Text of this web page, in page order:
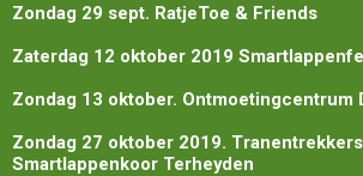
Zondag 29 sept. RatjeToe & Friends
Zaterdag 12 oktober 2019
Zondag 13 oktober. Ontmoetingcentrum
Zondag 27 oktober 2019.
Smartlappenkoor Terheyden